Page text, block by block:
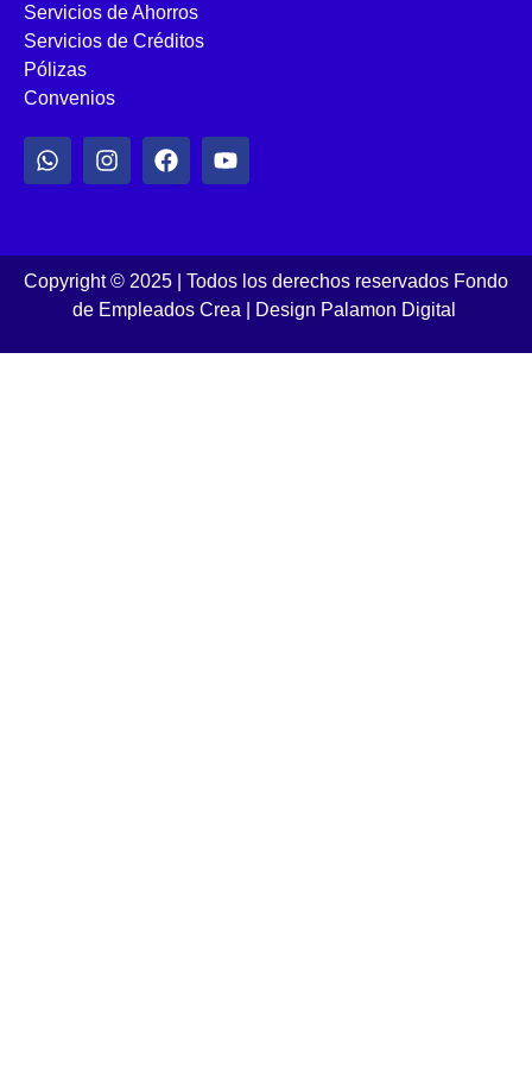
Servicios de Ahorros
Servicios de Créditos
Pólizas
Convenios
Copyright © 2025 | Todos los derechos reservados Fondo
de Empleados Crea
Design Palamon Digital